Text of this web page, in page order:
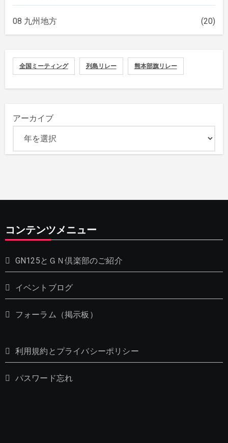
08 九州地方 (20)
全国ミーティング 列島リレー 熊本部旗リレー
アーカイブ
コンテンツメニュー
GN125とＧＮ倶楽部のご紹介
イベントブログ
フォーラム（掲示板）
利用規約とプライバシーポリシー
パスワード忘れ